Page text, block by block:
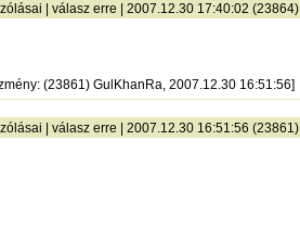
válasz erre | 2007.12.30 17:40:02 (23864)
: (23861) GulKhanRa, 2007.12.30 16:51:56]
válasz erre | 2007.12.30 16:51:56 (23861)